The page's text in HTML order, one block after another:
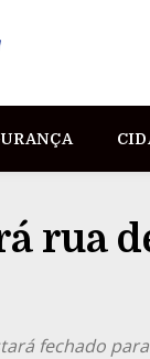
rua
fechado